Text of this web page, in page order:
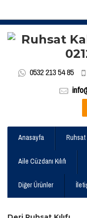
0532 213 54 85
Anasayfa Ruhsat
Aile Cüzdanı Kılıfı
Diğer Ürünler